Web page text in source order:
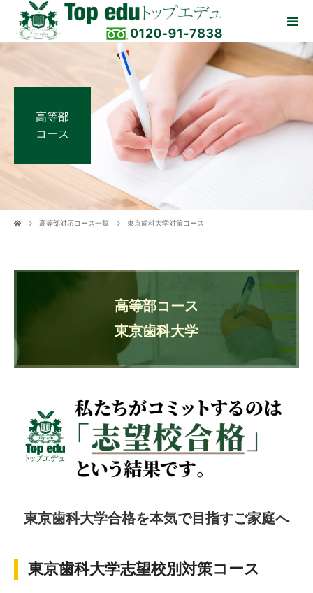
高等部
コース
高等部対応コース一覧 東京歯科大学対策コース
高等部コース
東京歯科大学
東京歯科大学合格を本気で目指すご家庭へ
東京歯科大学志望校別対策コース